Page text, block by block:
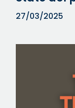
27/03/2025